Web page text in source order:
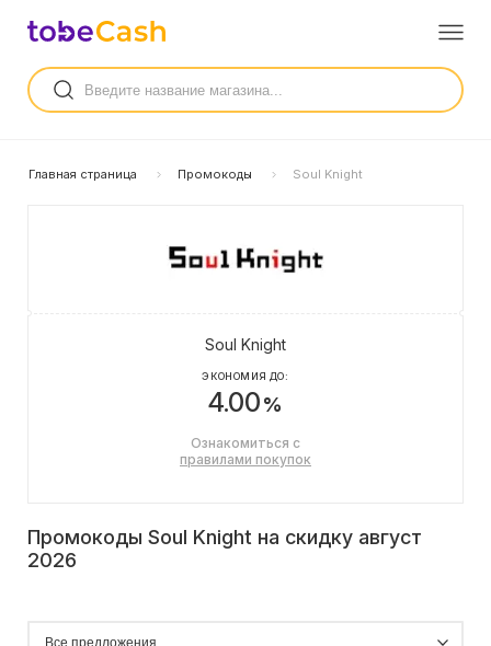
Главная страница Промокоды Soul Knight
Soul Knight
ЭКОНОМИЯ ДО:
4.00%
Ознакомиться с
правилами покупок
Промокоды Soul Knight на скидку август
2026